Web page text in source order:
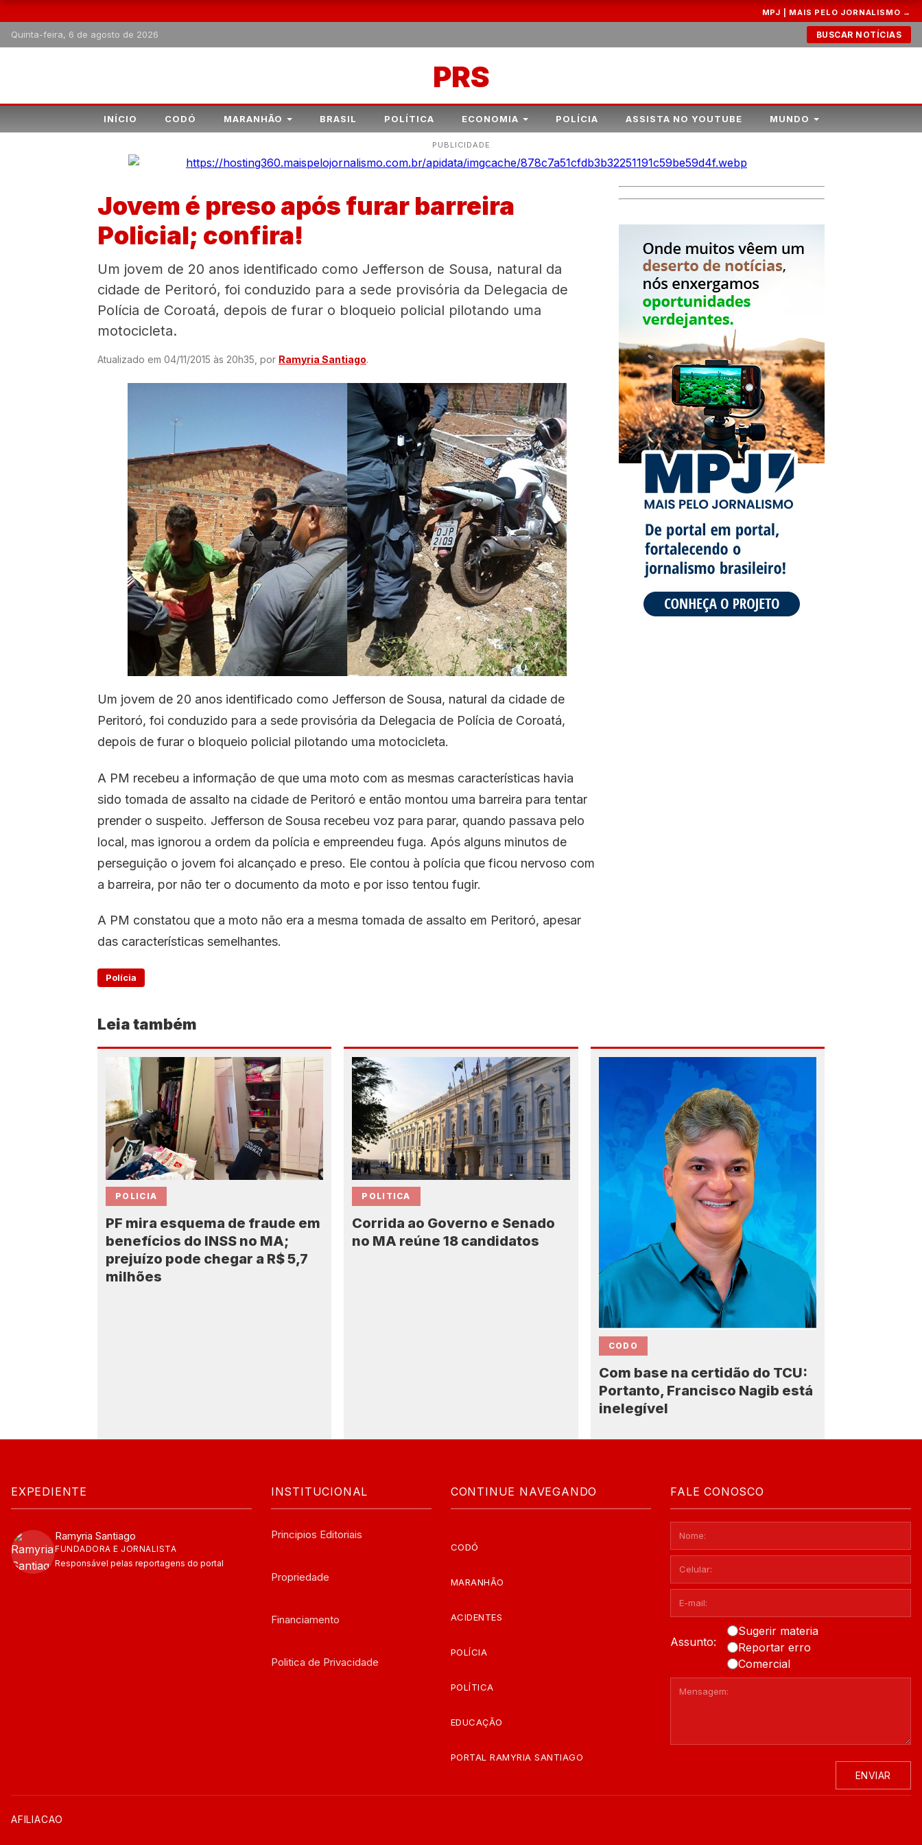
MPJ | MAIS PELO JORNALISMO →
Quinta-feira, 6 de agosto de 2026 BUSCAR NOTÍCIAS
PRS
INÍCIO CODÓ MARANHÃO BRASIL POLÍTICA ECONOMIA POLÍCIA ASSISTA NO YOUTUBE MUNDO
PUBLICIDADE
Jovem é preso após furar barreira
Policial; confira!
Um jovem de 20 anos identificado como Jefferson de Sousa, natural da
cidade de Peritoró, foi conduzido para a sede provisória da Delegacia de
Polícia de Coroatá, depois de furar o bloqueio policial pilotando uma
motocicleta.
Atualizado em 04/11/2015 às 20h35, por Ramyria Santiago.
Um jovem de 20 anos identificado como Jefferson de Sousa, natural da cidade de
Peritoró, foi conduzido para a sede provisória da Delegacia de Polícia de Coroatá,
depois de furar o bloqueio policial pilotando uma motocicleta.
A PM recebeu a informação de que uma moto com as mesmas características havia
sido tomada de assalto na cidade de Peritoró e então montou uma barreira para tentar
prender o suspeito. Jefferson de Sousa recebeu voz para parar, quando passava pelo
local, mas ignorou a ordem da polícia e empreendeu fuga. Após alguns minutos de
perseguição o jovem foi alcançado e preso. Ele contou à polícia que ficou nervoso com
a barreira, por não ter o documento da moto e por isso tentou fugir.
A PM constatou que a moto não era a mesma tomada de assalto em Peritoró, apesar
das características semelhantes.
Polícia
Leia também
POLICIA
PF mira esquema de fraude em
benefícios do INSS no MA;
prejuízo pode chegar a R$ 5,7
milhões
POLITICA
Corrida ao Governo e Senado
no MA reúne 18 candidatos
CODO
Com base na certidão do TCU:
Portanto, Francisco Nagib está
inelegível
EXPEDIENTE
Ramyria Santiago
FUNDADORA E JORNALISTA
Responsável pelas reportagens do portal
INSTITUCIONAL
Principios Editoriais
Propriedade
Financiamento
Politica de Privacidade
CONTINUE NAVEGANDO
CODÓ
MARANHÃO
ACIDENTES
POLÍCIA
POLÍTICA
EDUCAÇÃO
PORTAL RAMYRIA SANTIAGO
FALE CONOSCO
Assunto:
Sugerir materia
Reportar erro
Comercial
ENVIAR
AFILIACAO